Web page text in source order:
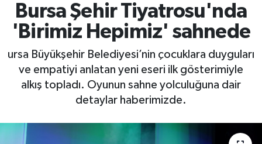
Bursa Şehir Tiyatrosu'nda
'Birimiz Hepimiz' sahnede
ursa Büyükşehir Belediyesi’nin çocuklara duyguları
ve empatiyi anlatan yeni eseri ilk gösterimiyle
alkış topladı. Oyunun sahne yolculuğuna dair
detaylar haberimizde.
Ekonomi
Genel
Magazin